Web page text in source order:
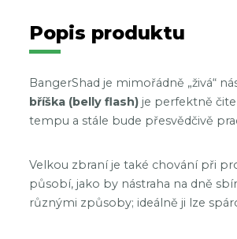
Popis produktu
BangerShad je mimořádně „živá“
bříška (belly flash) je perfektně
tempu a stále bude přesvědčivě
Velkou zbraní je také chování při
působí, jako by nástraha na dně
různými způsoby; ideálně ji lze